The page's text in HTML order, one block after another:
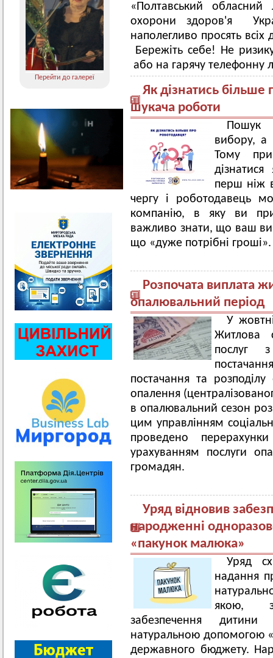
Перейти до галереї
«Полтавський обласний
охорони здоров'я
наполегливо просять
Бережіть себе! Не
або на гарячу телефонну
Як дізнатись
шукача роботи
Пошук
вибору, а
Тому
перш ніж
чергу і роботодавець
компанію, в яку ви
важливо знати, що ваш
що «дуже потрібні гроші».
Розпочата виплата
опалювальний період
У
Житлова
послуг з
постачання та розподілу
опалення
в опалювальний сезон
цим управлінням
проведено
урахуванням послуги
громадян.
Уряд відновив
народженні
«пакунок малюка»
Уряд
надання
якою,
забезпечення
натуральною допомогою
державного бюджету.